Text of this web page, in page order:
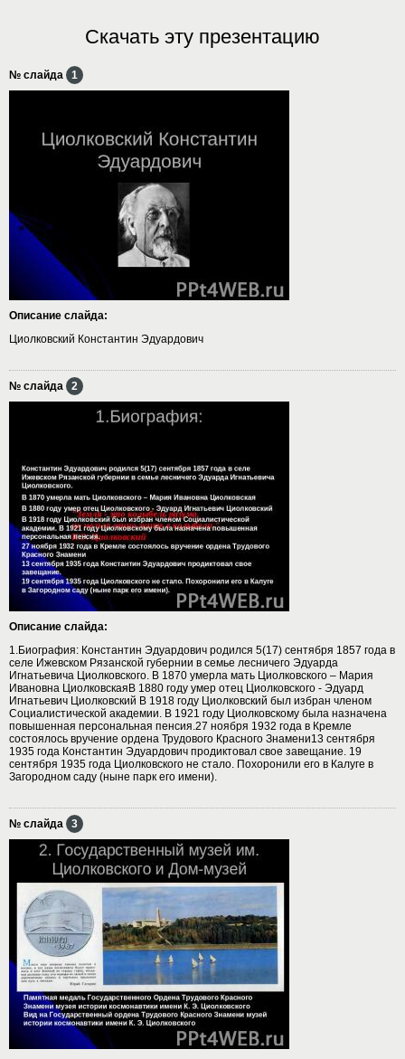
Скачать эту презентацию
№ слайда 1
Описание слайда:
Циолковский Константин Эдуардович
№ слайда 2
Описание слайда:
1.Биография: Константин Эдуардович родился 5(17) сентября 1857 года в
селе Ижевском Рязанской губернии в семье лесничего Эдуарда
Игнатьевича Циолковского. В 1870 умерла мать Циолковского – Мария
Ивановна ЦиолковскаяВ 1880 году умер отец Циолковского - Эдуард
Игнатьевич Циолковский В 1918 году Циолковский был избран членом
Социалистической академии. В 1921 году Циолковскому была назначена
повышенная персональная пенсия.27 ноября 1932 года в Кремле
состоялось вручение ордена Трудового Красного Знамени13 сентября
1935 года Константин Эдуардович продиктовал свое завещание. 19
сентября 1935 года Циолковского не стало. Похоронили его в Калуге в
Загородном саду (ныне парк его имени).
№ слайда 3